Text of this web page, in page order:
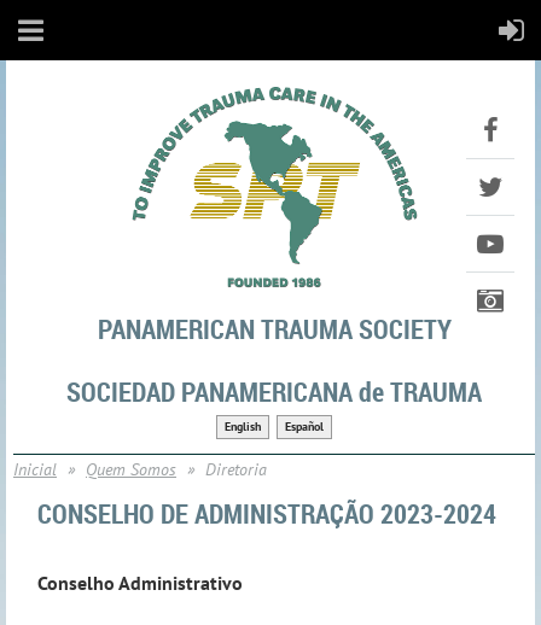
PANAMERICAN TRAUMA SOCIETY
SOCIEDAD PANAMERICANA de TRAUMA
English Español
Inicial Quem Somos Diretoria
CONSELHO DE ADMINISTRAÇÃO 2023-2024
Conselho Administrativo